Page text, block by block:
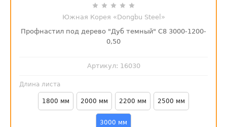
Южная Корея «Dongbu Steel»
Профнастил под дерево "Дуб темный" С8 3000-1200-
0,50
Артикул: 16030
Длина листа
1800 мм 2000 мм 2200 мм 2500 мм
3000 мм